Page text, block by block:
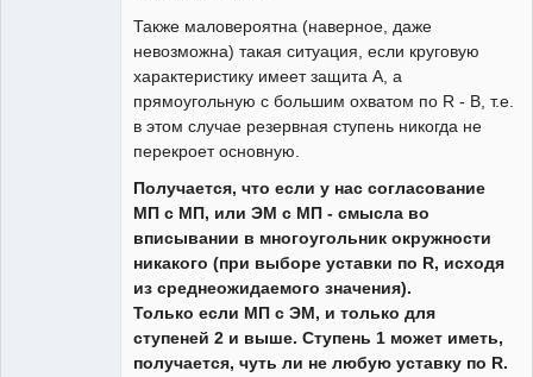
Также маловероятна (наверное, даже
невозможна) такая ситуация, если круговую
характеристику имеет защита А, а
прямоугольную с большим охватом по R - В, т.е.
в этом случае резервная ступень никогда не
перекроет основную.
Получается, что если у нас согласование
МП с МП, или ЭМ с МП - смысла во
вписывании в многоугольник окружности
никакого (при выборе уставки по R, исходя
из среднеожидаемого значения).
Только если МП с ЭМ, и только для
ступеней 2 и выше. Ступень 1 может иметь,
получается, чуть ли не любую уставку по R.